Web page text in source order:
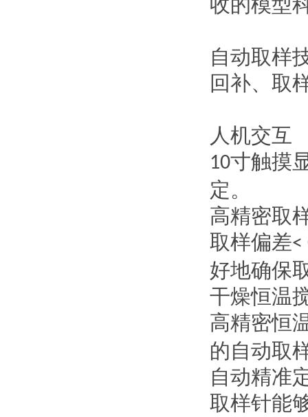
收的模型
自动取样
回补、取
人机交互
10寸触摸
定。
高精密取
取样偏差<
好地确保
干燥恒温
高精密恒
的自动取
自动精准
取样针能